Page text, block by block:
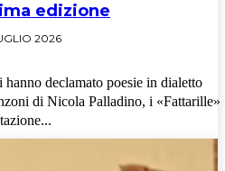
edizione
2026
declamato poesie in dialetto
di Nicola Palladino, i «Fattarille»